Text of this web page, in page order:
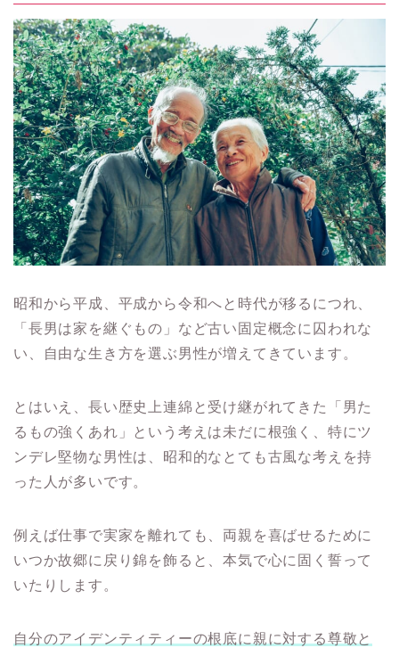
昭和から平成、平成から令和へと時代が移るにつれ、
「長男は家を継ぐもの」など古い固定概念に囚われな
い、自由な生き方を選ぶ男性が増えてきています。
とはいえ、長い歴史上連綿と受け継がれてきた「男た
るもの強くあれ」という考えは未だに根強く、特にツ
ンデレ堅物な男性は、昭和的なとても古風な考えを持
った人が多いです。
例えば仕事で実家を離れても、両親を喜ばせるために
いつか故郷に戻り錦を飾ると、本気で心に固く誓って
いたりします。
自分のアイデンティティーの根底に親に対する尊敬と